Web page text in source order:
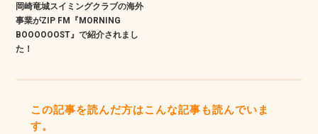
岡崎竜城スイミングクラブの海外
事業がZIP FM『MORNING
BOOOOOOST』で紹介されまし
た！
この記事を読んだ方はこんな記事も読んでいま
す。